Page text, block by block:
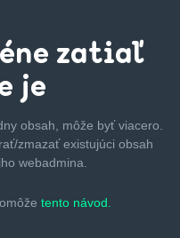
zatiaľ
je
obsah, môže byťviacero.
zmazaťexistujúci obsah
webadmina.
tento návod.